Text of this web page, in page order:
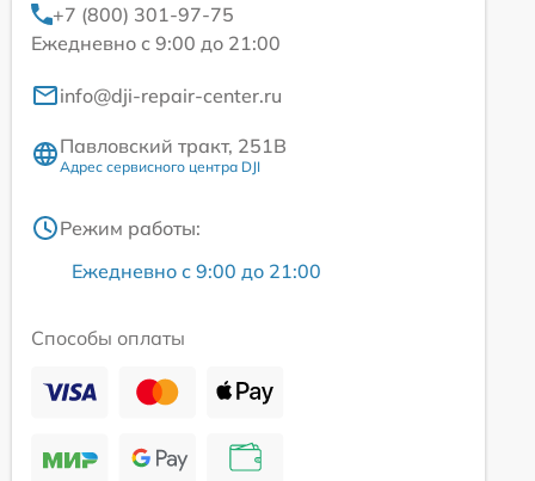
+7 (800) 301-97-75
Ежедневно с 9:00 до 21:00
info@dji-repair-center.ru
Павловский тракт, 251В
Адрес сервисного центра DJI
Режим работы:
Ежедневно с 9:00 до 21:00
Способы оплаты